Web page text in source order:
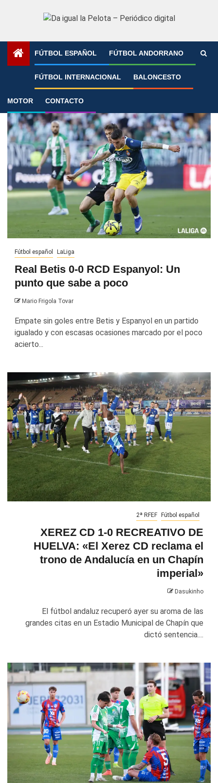
FÚTBOL ESPAÑOL FÚTBOL ANDORRANO
FÚTBOL INTERNACIONAL BALONCESTO
MOTOR CONTACTO
»
Crónica
Fútbol español LaLiga
Real Betis 0-0 RCD Espanyol: Un
punto que sabe a poco
Mario Frigola Tovar
Empate sin goles entre Betis y Espanyol en un partido
igualado y con escasas ocasiones marcado por el poco
acierto...
2ª RFEF Fútbol español
XEREZ CD 1-0 RECREATIVO DE
HUELVA: «El Xerez CD reclama el
trono de Andalucía en un Chapín
imperial»
Dasukinho
El fútbol andaluz recuperó ayer su aroma de las
grandes citas en un Estadio Municipal de Chapín que
dictó sentencia....